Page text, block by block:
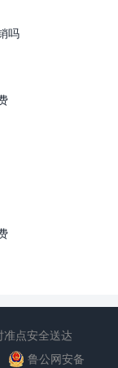
吗
点安全送达
鲁公网安备